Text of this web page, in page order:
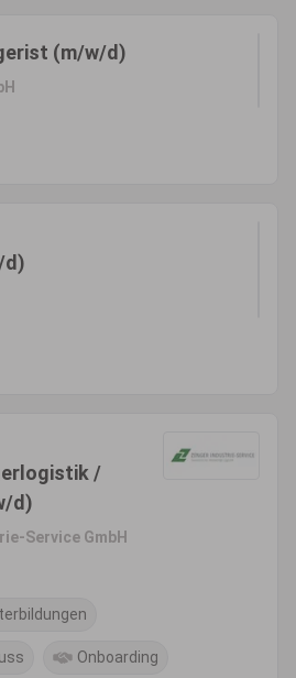
(m/w/d)
d)
/
d)
Service GmbH
Onboarding